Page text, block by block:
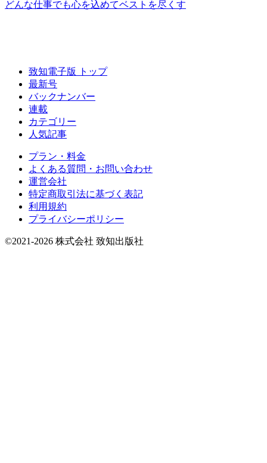
どんな仕事でも心を込めてベストを尽くす
致知電子版 トップ
最新号
バックナンバー
連載
カテゴリー
人気記事
プラン・料金
よくある質問・お問い合わせ
運営会社
特定商取引法に基づく表記
利用規約
プライバシーポリシー
©2021-2026 株式会社 致知出版社